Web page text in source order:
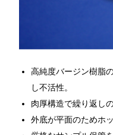
高純度バージン樹脂
し不活性。
肉厚構造で繰り返し
外底が平面のためホ